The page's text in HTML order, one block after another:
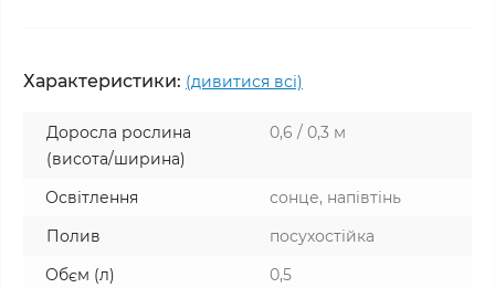
Характеристики: (дивитися всі)
Доросла рослина
(висота/ширина)
0,6 / 0,3 м
Освітлення
сонце, напівтінь
Полив
посухостійка
Обєм (л)
0,5